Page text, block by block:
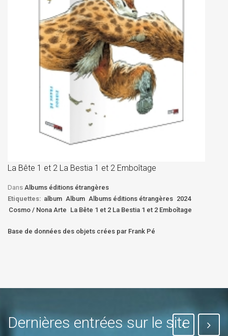
La Bête 1 et 2 La Bestia 1 et 2 Emboîtage
Dans Albums éditions étrangères
Etiquettes: album Album Albums éditions étrangères 2024
Cosmo / Nona Arte La Bête 1 et 2 La Bestia 1 et 2 Emboîtage
Base de données des objets crées par Frank Pé
Dernières entrées sur le site